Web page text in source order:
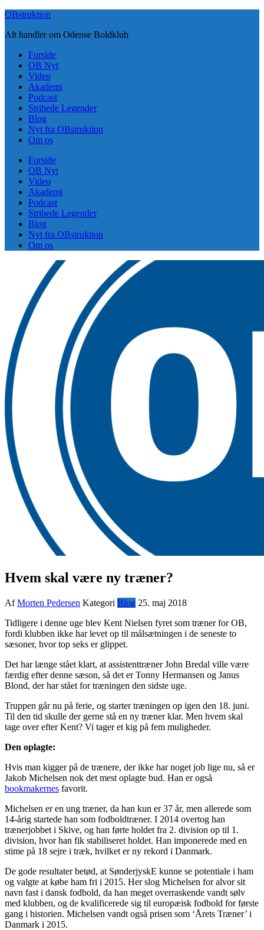
Skip
content
OBstruktion
Alt handler om Odense Boldklub
Forside
OB Nyt
Video
Akademi
Podcast
Stribede Legender
Blog
Nyt fra OBstruktion
Om os
Forside
OB Nyt
Video
Akademi
Podcast
Stribede Legender
Blog
Nyt fra OBstruktion
Om os
Hvem skal være ny træner?
AfMorten Pedersen Kategori Blog 25. maj 2018
Tidligere i denne uge blev Kent Nielsen fyret som træner for OB,
fordi klubben ikke har levet op til målsætningen i de seneste to
sæsoner, hvor top seks er glippet.
Det har længe stået klart, at assistenttræner John Bredal ville være
færdig efter denne sæson, så det er Tonny Hermansen og Janus
Blond, der har stået for træningen den sidste uge.
Truppen går nu på ferie, og starter træningen op igen den 18. juni.
Til den tid skulle der gerne stå en ny træner klar. Men hvem skal
tage over efter Kent? Vi tager et kig på fem muligheder.
Den oplagte:
Hvis man kigger på de trænere, der ikke har noget job lige nu, så er
Jakob Michelsen nok det mest oplagte bud. Han er også
bookmakernes favorit.
Michelsen er en ung træner, da han kun er 37 år, men allerede som
14-årig startede han som fodboldtræner. I 2014 overtog han
trænerjobbet i Skive, og han førte holdet fra 2. division op til 1.
division, hvor han fik stabiliseret holdet. Han imponerede med en
stime på 18 sejre i træk, hvilket er ny rekord i Danmark.
De gode resultater betød, at SønderjyskE kunne se potentiale i ham
og valgte at købe ham fri i 2015. Her slog Michelsen for alvor sit
navn fast i dansk fodbold, da han meget overraskende vandt sølv
med klubben, og de kvalificerede sig til europæisk fodbold for første
gang i historien. Michelsen vandt også prisen som ‘Årets Træner’ i
Danmark i 2015.